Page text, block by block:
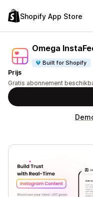
Shopify App Store
Omega
Built for Shopify
Prijs
Gratis abonnement